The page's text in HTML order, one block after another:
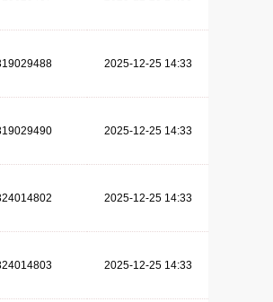
2025-12-25 14:33
2025-12-25 14:33
2025-12-25 14:33
2025-12-25 14:33